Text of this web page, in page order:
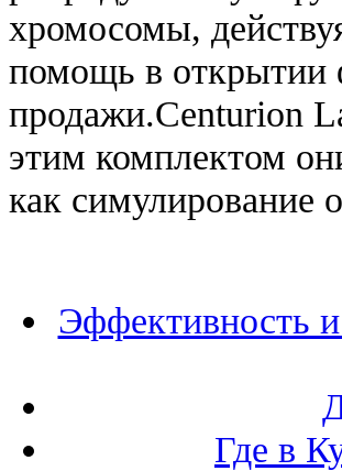
хромосомы,
помощь в открытии
продажи.Centurion
этим комплектом
как симулирование
Эффективность
Где в